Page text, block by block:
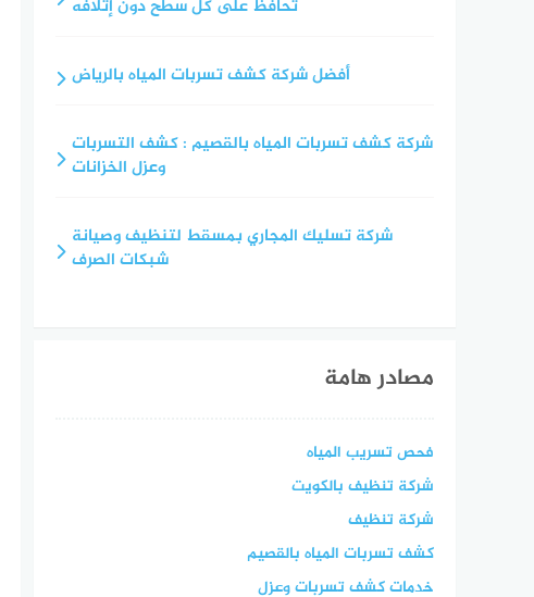
تحافظ على كل سطح دون إتلافه
أفضل شركة كشف تسربات المياه بالرياض
شركة كشف تسربات المياه بالقصيم : كشف التسربات
وعزل الخزانات
شركة تسليك المجاري بمسقط لتنظيف وصيانة
شبكات الصرف
مصادر هامة
فحص تسريب المياه
شركة تنظيف بالكويت
شركة تنظيف
كشف تسربات المياه بالقصيم
خدمات كشف تسربات وعزل